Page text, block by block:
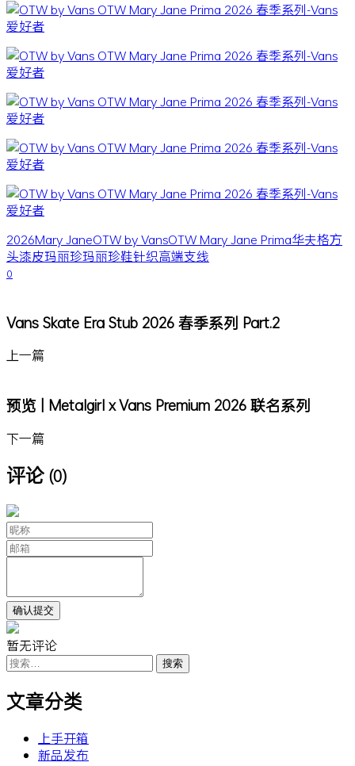
2026Mary JaneOTW by VansOTW Mary Jane Prima华夫格方
头漆皮玛丽珍玛丽珍鞋针织高端支线
0
Vans Skate Era Stub 2026 春季系列 Part.2
上一篇
预览 | Metalgirl x Vans Premium 2026 联名系列
下一篇
评论 (0)
暂无评论
搜
索：
文章分类
上手开箱
新品发布